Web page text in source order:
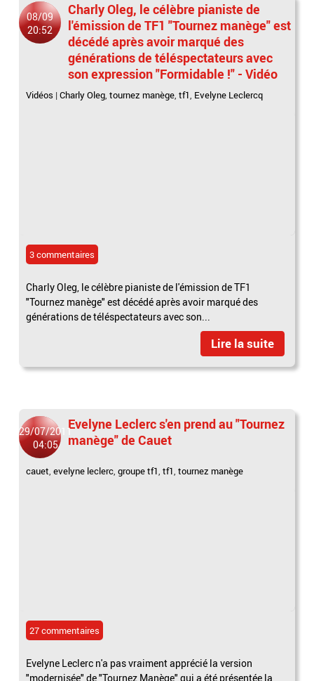
08/09
20:52
Charly Oleg, le célèbre pianiste de
l'émission de TF1 "Tournez manège" est
décédé après avoir marqué des
générations de téléspectateurs avec
son expression "Formidable !" - Vidéo
Vidéos |Charly Oleg,tournez manège,tf1, Evelyne Leclercq
3 commentaires
Charly Oleg, le célèbre pianiste de l'émission de TF1
"Tournez manège" est décédé après avoir marqué des
générations de téléspectateurs avec son...
Lire la suite
29/07/2011
04:05
Evelyne Leclerc s'en prend au "Tournez
manège" de Cauet
cauet,evelyne leclerc,groupe tf1,tf1,tournez manège
27 commentaires
Evelyne Leclerc n'a pas vraiment apprécié la version
"modernisée" de "Tournez Manège" qui a été présentée la